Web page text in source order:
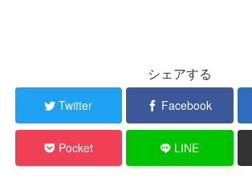
シェアする
Twitter Facebook
Pocket LINE